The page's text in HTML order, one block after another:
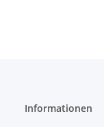
Informationen